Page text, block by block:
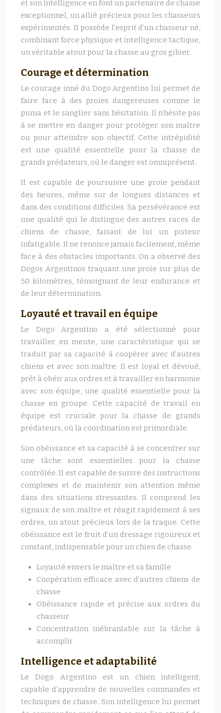
et son intelligence en font un partenaire de chasse
exceptionnel, un allié précieux pour les chasseurs
expérimentés. Il possède l’esprit d’un chasseur né,
combinant force physique et intelligence tactique,
un véritable atout pour la chasse au gros gibier.
Courage et détermination
Le courage inné du Dogo Argentino lui permet de
faire face à des proies dangereuses comme le
puma et le sanglier sans hésitation. Il n’hésite pas
à se mettre en danger pour protéger son maître
ou pour atteindre son objectif. Cette intrépidité
est une qualité essentielle pour la chasse de
grands prédateurs, où le danger est omniprésent.
Il est capable de poursuivre une proie pendant
des heures, même sur de longues distances et
dans des conditions difficiles. Sa persévérance est
une qualité qui le distingue des autres races de
chiens de chasse, faisant de lui un pisteur
infatigable. Il ne renonce jamais facilement, même
face à des obstacles importants. On a observé des
Dogos Argentinos traquant une proie sur plus de
50 kilomètres, témoignant de leur endurance et
de leur détermination.
Loyauté et travail en équipe
Le Dogo Argentino a été sélectionné pour
travailler en meute, une caractéristique qui se
traduit par sa capacité à coopérer avec d’autres
chiens et avec son maître. Il est loyal et dévoué,
prêt à obéir aux ordres et à travailler en harmonie
avec son équipe, une qualité essentielle pour la
chasse en groupe. Cette capacité de travail en
équipe est cruciale pour la chasse de grands
prédateurs, où la coordination est primordiale.
Son obéissance et sa capacité à se concentrer sur
une tâche sont essentielles pour la chasse
contrôlée. Il est capable de suivre des instructions
complexes et de maintenir son attention même
dans des situations stressantes. Il comprend les
signaux de son maître et réagit rapidement à ses
ordres, un atout précieux lors de la traque. Cette
obéissance est le fruit d’un dressage rigoureux et
constant, indispensable pour un chien de chasse.
Loyauté envers le maître et sa famille
Coopération efficace avec d’autres chiens de
chasse
Obéissance rapide et précise aux ordres du
chasseur
Concentration inébranlable sur la tâche à
accomplir
Intelligence et adaptabilité
Le Dogo Argentino est un chien intelligent,
capable d’apprendre de nouvelles commandes et
techniques de chasse. Son intelligence lui permet